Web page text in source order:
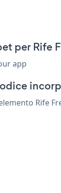
per Rife
app
Rife